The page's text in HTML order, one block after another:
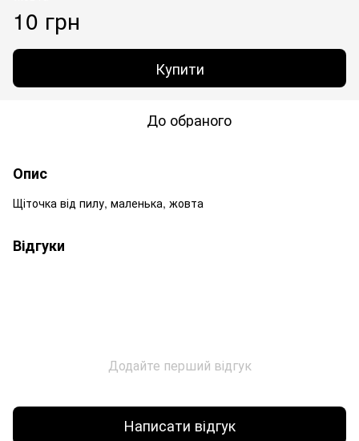
10 грн
Купити
До обраного
Опис
Щіточка від пилу, маленька, жовта
Відгуки
Додайте перший відгук
Написати відгук